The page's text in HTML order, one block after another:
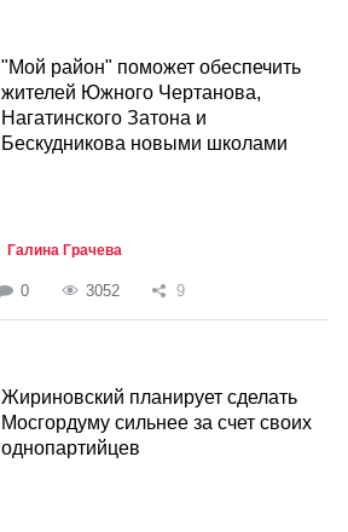
"Мой район" поможет обеспечить
жителей Южного Чертанова,
Нагатинского Затона и
Бескудникова новыми школами
Галина Грачева
0 3052 9
Жириновский планирует сделать
Мосгордуму сильнее за счет своих
однопартийцев